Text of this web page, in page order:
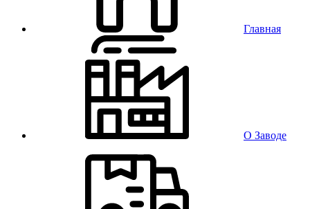
Главная
О Заводе